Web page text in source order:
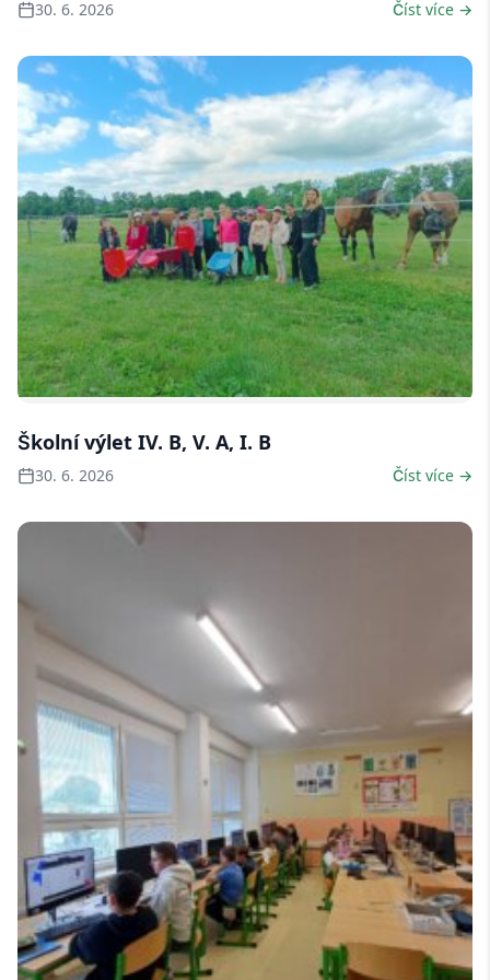
30. 6. 2026 Číst více →
4 fotky
Školní výlet IV. B, V. A, I. B
30. 6. 2026 Číst více →